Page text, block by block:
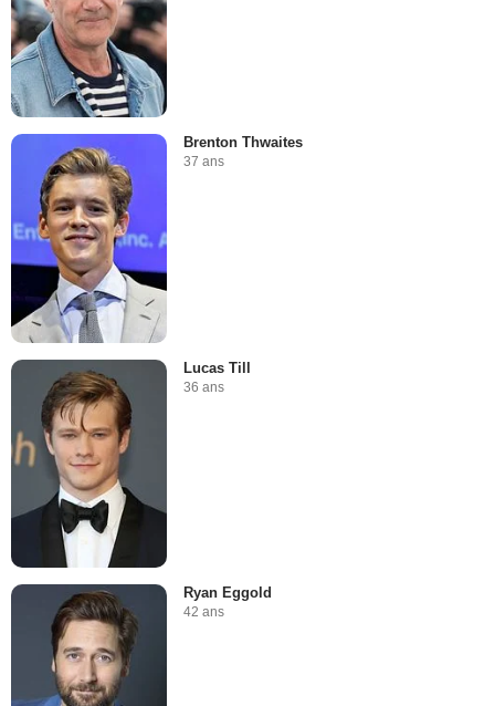
Brenton Thwaites
37 ans
Lucas Till
36 ans
Ryan Eggold
42 ans